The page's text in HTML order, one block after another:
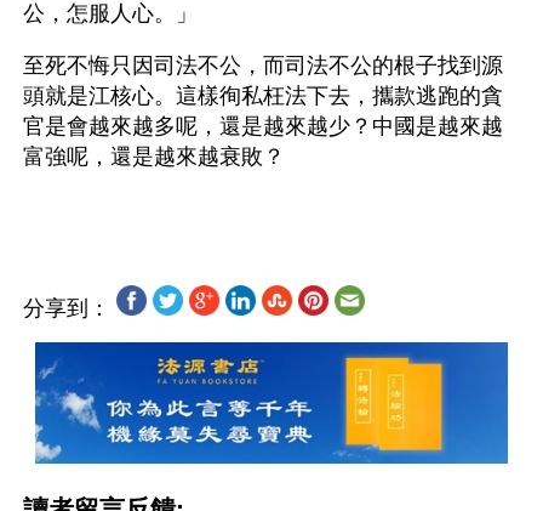
公，怎服人心。」
至死不悔只因司法不公，而司法不公的根子找到源
頭就是江核心。這樣徇私枉法下去，攜款逃跑的貪
官是會越來越多呢，還是越來越少？中國是越來越
富強呢，還是越來越衰敗？
分享到：